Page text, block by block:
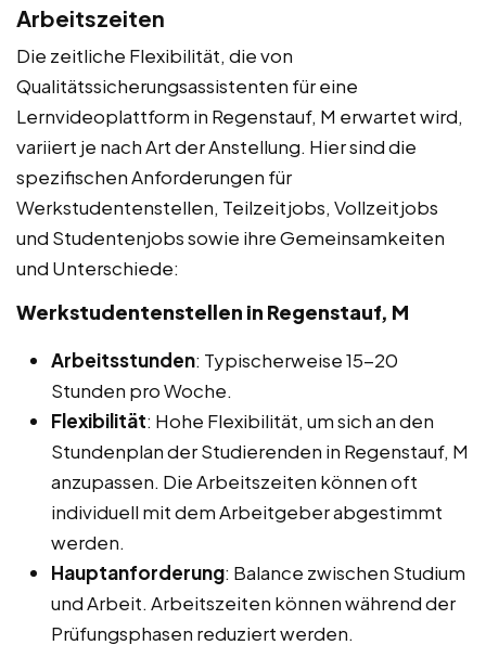
Arbeitszeiten
Die zeitliche Flexibilität, die von
Qualitätssicherungsassistenten für eine
Lernvideoplattform in Regenstauf, M erwartet wird,
variiert je nach Art der Anstellung. Hier sind die
spezifischen Anforderungen für
Werkstudentenstellen, Teilzeitjobs, Vollzeitjobs
und Studentenjobs sowie ihre Gemeinsamkeiten
und Unterschiede:
Werkstudentenstellen in Regenstauf, M
Arbeitsstunden: Typischerweise 15-20
Stunden pro Woche.
Flexibilität: Hohe Flexibilität, um sich an den
Stundenplan der Studierenden in Regenstauf, M
anzupassen. Die Arbeitszeiten können oft
individuell mit dem Arbeitgeber abgestimmt
werden.
Hauptanforderung: Balance zwischen Studium
und Arbeit. Arbeitszeiten können während der
Prüfungsphasen reduziert werden.